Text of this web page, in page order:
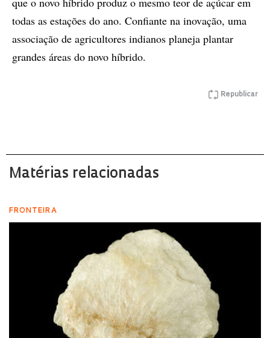
todas as estações do ano. Confiante na inovação, uma
associação de agricultores indianos planeja plantar
grandes áreas do novo híbrido.
Republicar